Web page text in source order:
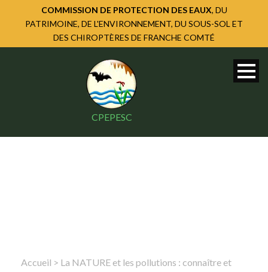
COMMISSION DE PROTECTION DES EAUX, DU
PATRIMOINE, DE L'ENVIRONNEMENT, DU SOUS-SOL ET
DES CHIROPTÈRES DE FRANCHE COMTÉ
CPEPESC
Accueil > La NATURE et les pollutions : connaître et